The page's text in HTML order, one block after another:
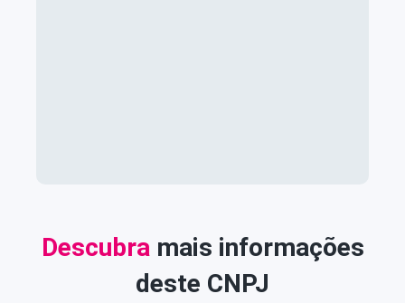
Descubra mais informações
deste CNPJ